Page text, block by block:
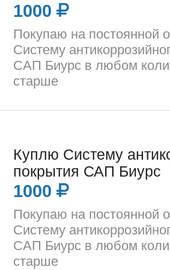
1000
Покупаю на постоянной
Систему
САП Биурс в любом
старше
Куплю Систему
покрытия САП Биурс
1000
Покупаю на постоянной
Систему
САП Биурс в любом
старше